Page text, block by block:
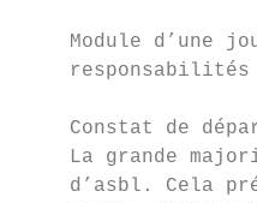
Module d’une
responsabilités
Constat de
La grande
d’asbl. Cela